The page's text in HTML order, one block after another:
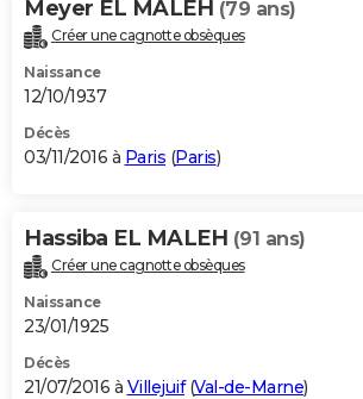
Meyer EL MALEH (79 ans)
Créer une cagnotte obsèques
Naissance
12/10/1937
Décès
03/11/2016 à Paris (Paris)
Hassiba EL MALEH (91 ans)
Créer une cagnotte obsèques
Naissance
23/01/1925
Décès
21/07/2016 à Villejuif(Val-de-Marne)